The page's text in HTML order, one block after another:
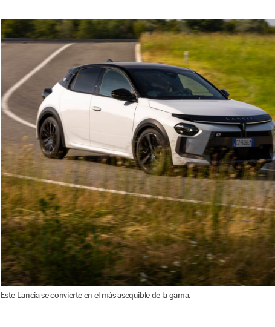
Este Lancia se convierte en el más asequible de la gama.